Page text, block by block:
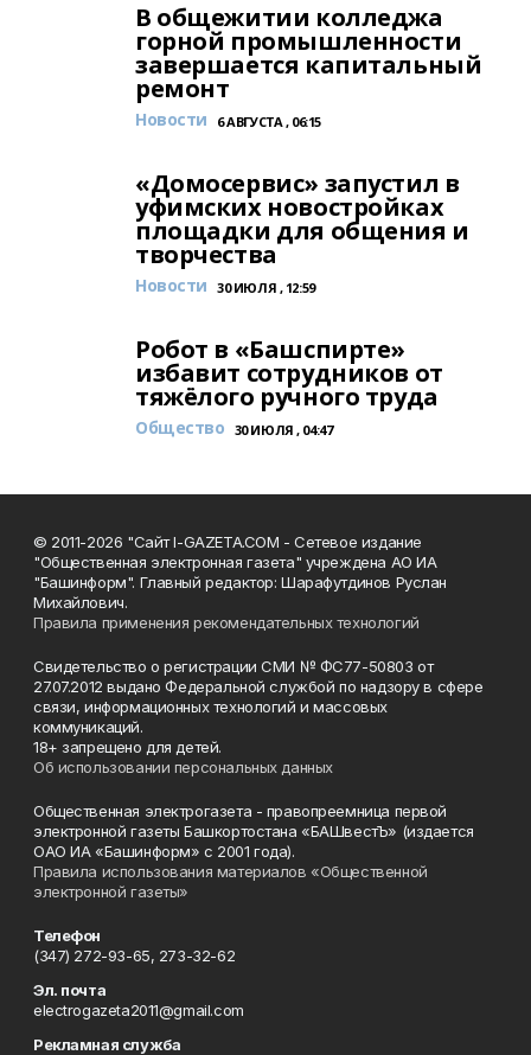
В общежитии колледжа
горной промышленности
завершается капитальный
ремонт
Новости 6 АВГУСТА , 06:15
«Домосервис» запустил в
уфимских новостройках
площадки для общения и
творчества
Новости 30 ИЮЛЯ , 12:59
Робот в «Башспирте»
избавит сотрудников от
тяжёлого ручного труда
Общество 30 ИЮЛЯ , 04:47
© 2011-2026 "Сайт I-GAZETA.COM - Сетевое издание
"Общественная электронная газета" учреждена АО ИА
"Башинформ". Главный редактор: Шарафутдинов Руслан
Михайлович.
Правила применения рекомендательных технологий
Свидетельство о регистрации СМИ № ФС77-50803 от
27.07.2012 выдано Федеральной службой по надзору в сфере
связи, информационных технологий и массовых
коммуникаций.
18+ запрещено для детей.
Об использовании персональных данных
Общественная электрогазета - правопреемница первой
электронной газеты Башкортостана «БАШвестЪ» (издается
ОАО ИА «Башинформ» с 2001 года).
Правила использования материалов «Общественной
электронной газеты»
Телефон
(347) 272-93-65, 273-32-62
Эл. почта
electrogazeta2011@gmail.com
Рекламная служба